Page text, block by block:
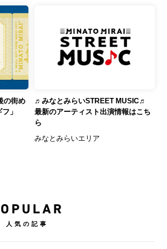
の街め
」
♬みなとみらいSTREET MUSIC♬
最新のアーティスト出演情報はこち
ら
みなとみらいエリア
人気の記事